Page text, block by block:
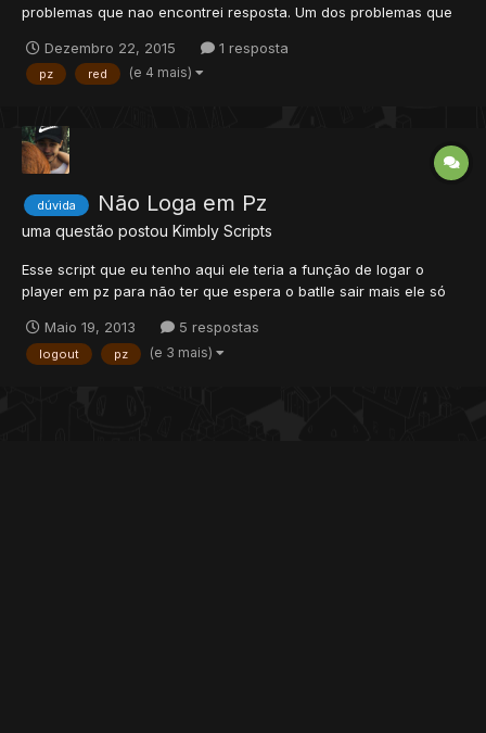
problemas que nao encontrei resposta. Um dos problemas que
ele não pode entrar na pZ. Normalmente, quando um PK ataca
alguem, e essa pessoa retruca, ela pode entrar na PZ
Dezembro 22, 2015 1 resposta
pz red (e 4 mais)
dúvida Não Loga em Pz
uma questão postou Kimbly Scripts
Esse script que eu tenho aqui ele teria a função de logar o
player em pz para não ter que espera o batlle sair mais ele só
param, channel) if getTilePzInfo(getPlayerPosition(cid)) then
doPlayerSendCancel(cid,"Voce não esta em protection...
Maio 19, 2013 5 respostas
logout pz (e 3 mais)